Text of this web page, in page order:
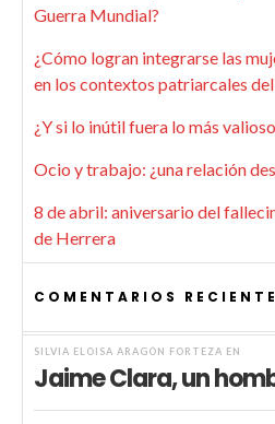
Guerra Mundial?
¿Cómo logran integrarse las
en los contextos patriarcales
¿Y si lo inútil fuera lo más
Ocio y trabajo: ¿una relación
8 de abril: aniversario del
de Herrera
COMENTARIOS
SILVIA ELOISA ARAGÓN FORTEZA EN
Jaime Clara, un